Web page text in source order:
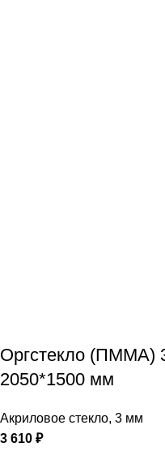
Оргстекло (ПММА)
2050*1500 мм
Акриловое стекло, 3 мм
3 610 ₽